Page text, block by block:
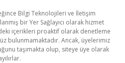
Bilgi Teknolojileri ve İletişim
bir Yer Sağlayıcı olarak hizmet
içerikleri proaktif olarak denetleme
bulunmamaktadır. Ancak, üyelerimiz
taşımakta olup, siteye üye olarak